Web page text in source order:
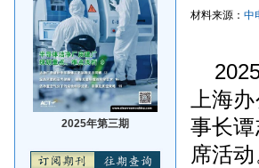
2025年第三期
材料来源： 中
上海
事长
席活